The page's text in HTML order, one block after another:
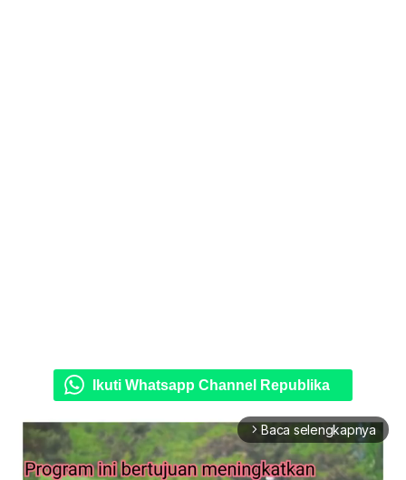
Ikuti Whatsapp Channel Republika
arrow_forward_ios Baca selengkapnya